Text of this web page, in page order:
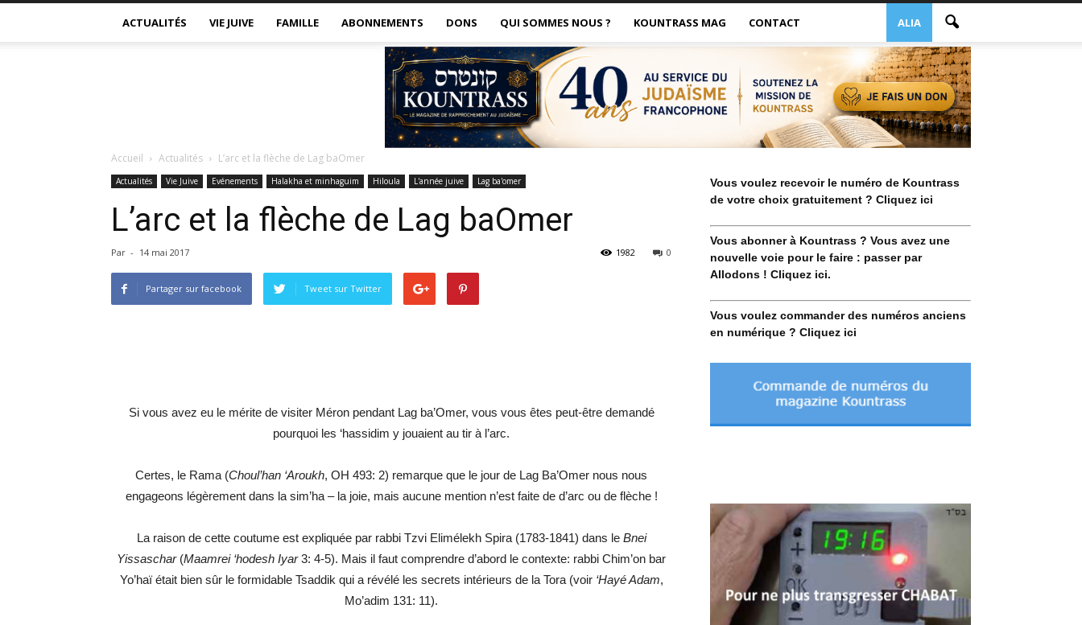
ACTUALITÉS VIE JUIVE FAMILLE ABONNEMENTS DONS ALIA
QUI SOMMES NOUS ? KOUNTRASS MAG CONTACT
Accueil Actualités L’arc et la flèche de Lag baOmer
Actualités Vie Juive Evénements Halakha et minhaguim Hiloula L'année juive Lag ba'omer
L’arc et la flèche de Lag baOmer
Par - 14 mai 2017 0
1982
Partager sur facebook Tweet sur Twitter
Si vous avez eu le mérite de visiter Méron pendant Lag ba’Omer, vous vous êtes peut-être demandé
pourquoi les ‘hassidim y jouaient au tir à l’arc.
Certes, le Rama (Choul’han ‘Aroukh, OH 493: 2) remarque que le jour de Lag Ba’Omer nous nous
engageons légèrement dans la sim’ha – la joie, mais aucune mention n’est faite de d’arc ou de flèche !
La raison de cette coutume est expliquée par rabbi Tzvi Elimélekh Spira (1783-1841) dans le Bnei
Yissaschar(Maamrei ‘hodesh Iyar3: 4-5). Mais il faut comprendre d’abord le contexte: rabbi Chim’on bar
Yo’haï était bien sûr le formidable Tsaddik qui a révélé les secrets intérieurs de la Tora (voir ‘Hayé Adam,
Mo’adim 131: 11).
Vous voulez recevoir le numéro de Kountrass
de votre choix gratuitement ? Cliquez ici
Vous abonner à Kountrass ? Vous avez une
nouvelle voie pour le faire : passer par
Allodons ! Cliquez ici.
Vous voulez commander des numéros anciens
en numérique ? Cliquez ici